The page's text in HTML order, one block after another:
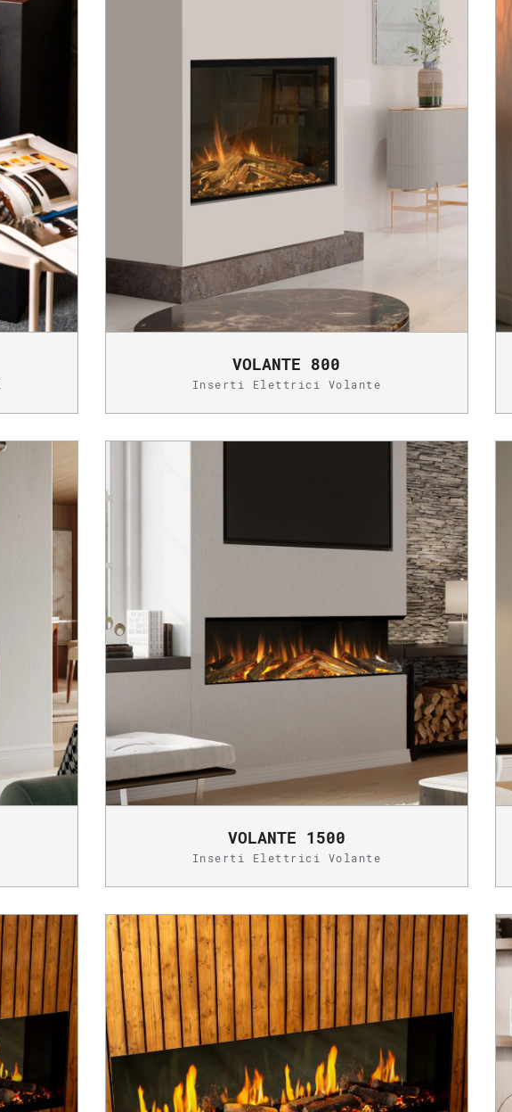
VOLANTE 800
Inserti Elettrici Volante
VOLANTE 1500
Inserti Elettrici Volante